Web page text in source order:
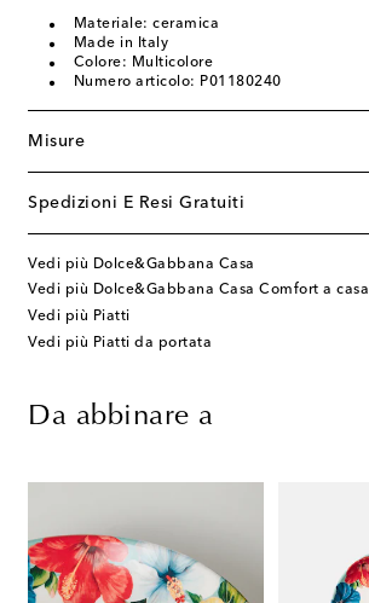
Materiale: ceramica
Made in Italy
Colore: Multicolore
Numero articolo: P01180240
Misure
Spedizioni E Resi Gratuiti
Vedi più Dolce&Gabbana Casa
Vedi più Dolce&Gabbana Casa Comfort a casa
Vedi più Piatti
Vedi più Piatti da portata
Da abbinare a